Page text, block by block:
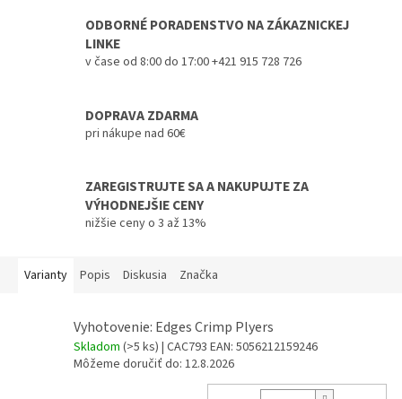
ODBORNÉ PORADENSTVO NA ZÁKAZNICKEJ
LINKE
v čase od 8:00 do 17:00 +421 915 728 726
DOPRAVA ZDARMA
pri nákupe nad 60€
ZAREGISTRUJTE SA A NAKUPUJTE ZA
VÝHODNEJŠIE CENY
nižšie ceny o 3 až 13%
Varianty Popis Diskusia Značka
Vyhotovenie: Edges Crimp Plyers
Skladom (>5 ks) | CAC793 EAN: 5056212159246
Môžeme doručiť do: 12.8.2026